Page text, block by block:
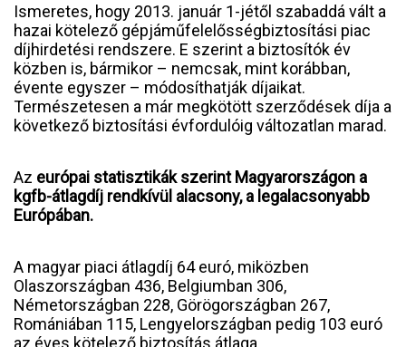
Ismeretes, hogy 2013. január 1-jétől szabaddá vált a
hazai kötelező gépjáműfelelősségbiztosítási piac
díjhirdetési rendszere. E szerint a biztosítók év
közben is, bármikor – nemcsak, mint korábban,
évente egyszer – módosíthatják díjaikat.
Természetesen a már megkötött szerződések díja a
következő biztosítási évfordulóig változatlan marad.
Az európai statisztikák szerint Magyarországon a
kgfb-átlagdíj rendkívül alacsony, a legalacsonyabb
Európában.
A magyar piaci átlagdíj 64 euró, miközben
Olaszországban 436, Belgiumban 306,
Németországban 228, Görögországban 267,
Romániában 115, Lengyelországban pedig 103 euró
az éves kötelező biztosítás átlaga.